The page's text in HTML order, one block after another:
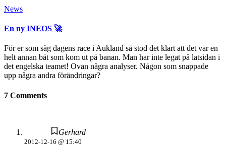
News
En ny INEOS 🚀
För er som såg dagens race i Aukland så stod det klart att det var en
helt annan båt som kom ut på banan. Man har inte legat på latsidan i
det engelska teamet! Ovan några analyser. Någon som snappade
upp några andra förändringar?
7 Comments
Gerhard
2012-12-16 @ 15:40